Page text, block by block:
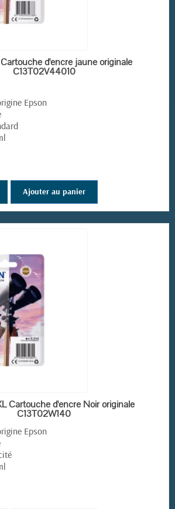
EN STOCKd'encre jaune originale
C13T02V44010
Epson
Ajouter au panier
EN STOCK
Cartouche d'encre Noir originale
C13T02W140
Epson